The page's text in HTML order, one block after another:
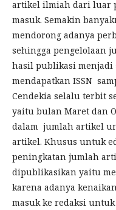
artikel ilmiah dari luar
masuk. Semakin
mendorong adanya
sehingga pengelolaan
hasil publikasi menjadi
mendapatkan ISSN
Cendekia selalu terbit
yaitu bulan Maret dan
dalam jumlah artikel
artikel. Khusus untuk
peningkatan jumlah
dipublikasikan yaitu
karena adanya
masuk ke redaksi